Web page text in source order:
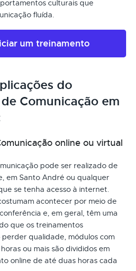
culturais que
fluída.
um treinamento
do
Comunicação em
online ou virtual
pode ser realizado de
em Santo André ou qualquer
se tenha acesso à internet.
acontecer por meio de
e, em geral, têm uma
que os treinamentos
perder qualidade, módulos com
ou mais são divididos em
online de até duas horas cada